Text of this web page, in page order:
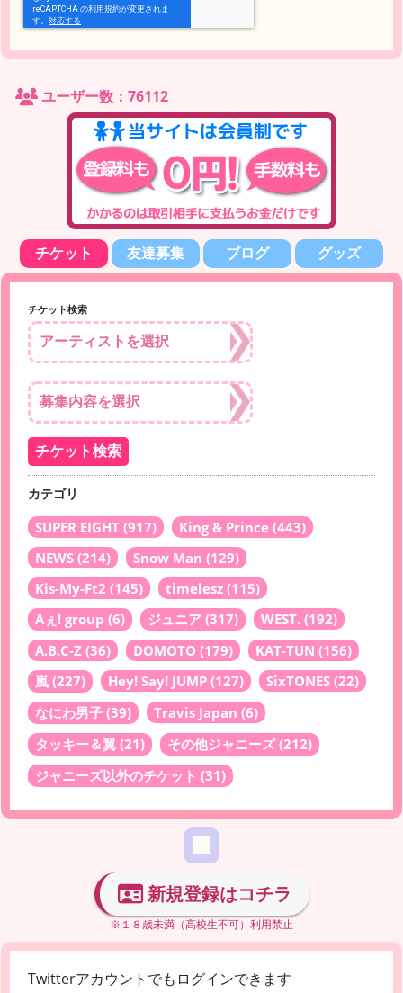
ユーザー数：76112
チケット 友達募集 ブログ グッズ
チケット検索
カテゴリ
SUPER EIGHT (917) King & Prince (443)
NEWS (214) Snow Man (129)
Kis-My-Ft2 (145) timelesz (115)
Aぇ! group (6) ジュニア (317) WEST. (192)
A.B.C-Z (36) DOMOTO (179) KAT-TUN (156)
嵐 (227) Hey! Say! JUMP (127) SixTONES (22)
なにわ男子 (39) Travis Japan (6)
タッキー＆翼 (21) その他ジャニーズ(212)
ジャニーズ以外のチケット (31)
新規登録はコチラ
※１８歳未満（高校生不可）利用禁止
Twitterアカウントでもログインできます